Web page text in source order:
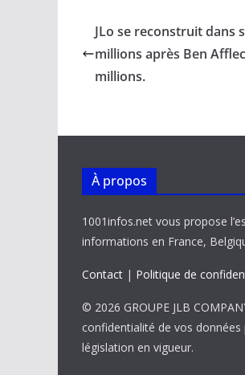
b
o
o
l s
A
e
dI
JLo se reconstruit dans
millions après Ben
millions.
À propos
1001infos.net vous propose
informations en France,
Contact | Politique de
© 2026 GROUPE JLB
confidentialité de vos
législation en vigueur.